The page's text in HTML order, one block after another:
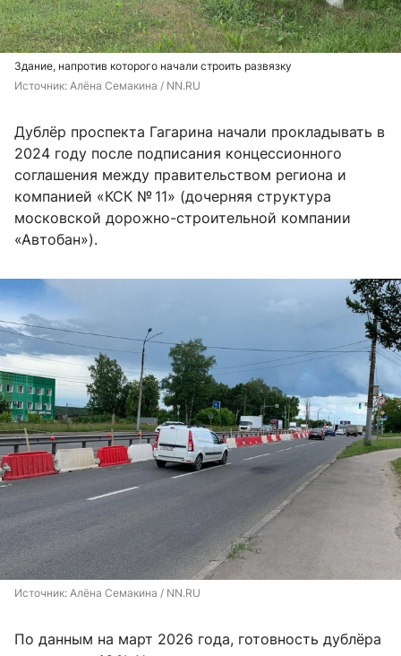
Здание, напротив которого начали строить развязку
Источник: Алёна Семакина / NN.RU
Дублёр проспекта Гагарина начали прокладывать в
2024 году после подписания концессионного
соглашения между правительством региона и
компанией «КСК № 11» (дочерняя структура
московской дорожно-строительной компании
«Автобан»).
Источник: Алёна Семакина / NN.RU
По данным на март 2026 года, готовность дублёра